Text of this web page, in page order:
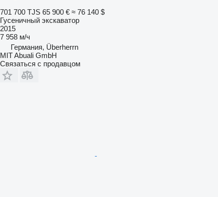
701 700 TJS 65 900 € ≈ 76 140 $
Гусеничный экскаватор
2015
7 958 м/ч
Германия, Überherrn
MIT Abuali GmbH
Связаться с продавцом